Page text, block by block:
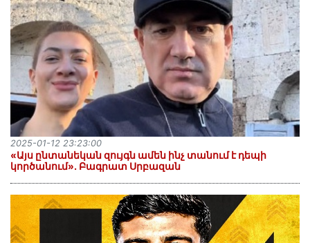
«Այս ընտանեկան զույգն ամեն ինչ տանում է դեպի
կործանում». Բագրատ Սրբազան
2025-01-12 23:23:00